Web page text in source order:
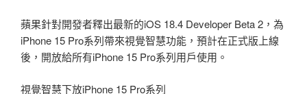
蘋果針對開發者釋出最新的iOS 18.4 Developer Beta 2，為
iPhone 15 Pro系列帶來視覺智慧功能，預計在正式版上線
後，開放給所有iPhone 15 Pro系列用戶使用。
視覺智慧下放iPhone 15 Pro系列